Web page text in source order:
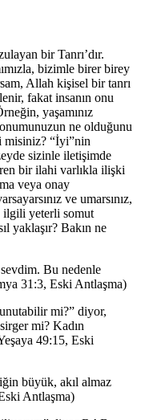
bir Tanrı’dır.
bizimle birer birey
Allah kişisel bir tanrı
fakat insanın onu
yaşamınız
ne olduğunu
misiniz? “İyi”nin
sizinle iletişimde
bir ilahi varlıkla ilişki
veya onay
ve umarsınız,
ilgili yeterli somut
yaklaşır? Bakın ne
Bu nedenle
31:3, Eski Antlaşma)
mi?” diyor,
mi? Kadın
49:15, Eski
büyük, akıl almaz
Antlaşma)